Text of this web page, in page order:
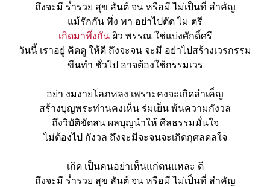
ถึงจะมี ร่ำรวย สุข สันต์ จน หรือมี ไม่เป็นที่ สำคัญ
แม้รักกัน พึ่ง พา อย่าไปตัด ไม ตรี
เกิดมาพึ่งกัน ผิว พรรณ ใช่แบ่งศักดิ์ศรี
วันนี้ เราอยู่ คิดดู ให้ดี ถึงจะจน จะมี อย่าไปสร้างเวรกรรม
ขืนทำ ชั่วไป อาจต้องใช้กรรมเวร
อย่า งมงายโลภหลง เพราะคงจะเกิดลำเค็ญ
สร้างบุญพระท่านคงเห็น ร่มเย็น พ้นความกังวล
ถึงวิบัติขัดสน ผลบุญนำให้ ศีลธรรมมั่นใจ
ไม่ต้องไป กังวล ถึงจะมีจะจนจะเกิดกุศลดลใจ
เกิด เป็นคนอย่าเห็นแก่ตนแหละ ดี
ถึงจะมี ร่ำรวย สุข สันต์ จน หรือมี ไม่เป็นที่ สำคัญ